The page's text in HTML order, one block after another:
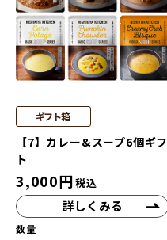
ギフト箱
【7】カレー&スープ6個ギフ
ト
3,000円税込
詳しくみる
数量